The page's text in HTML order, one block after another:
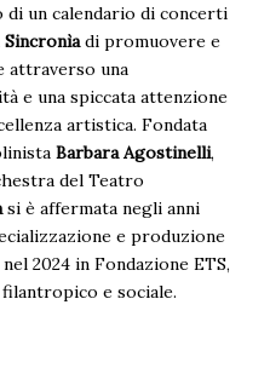
di un calendario di concerti
Sincronìadi promuovere e
attraverso una
e una spiccata attenzione
artistica. Fondata
Barbara Agostinelli,
del Teatro
si è affermata negli anni
e produzione
2024 in Fondazione ETS,
e sociale.